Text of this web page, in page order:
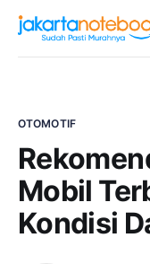
OTOMOTIF
Mobil
Kondisi